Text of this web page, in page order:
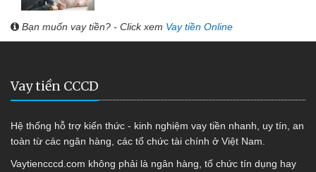
Bạn muốn vay tiền? - Click xem Vay tiền Online
Vay tiền CCCD
Hệ thống hỗ trợ kiến thức - kinh nghiệm vay tiền nhanh, uy tín, an
toàn từ các ngân hàng, các tổ chức tài chính ở Việt Nam.
Vaytiencccd.com không phải là ngân hàng, tổ chức tín dụng hay